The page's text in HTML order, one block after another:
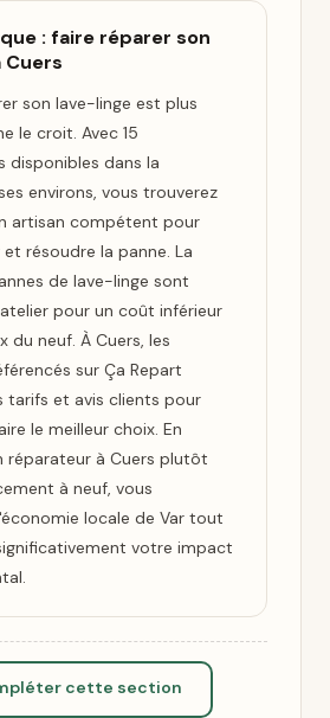
: faire réparer son
Cuers
son lave-linge est plus
le croit. Avec 15
disponibles dans la
environs, vous trouverez
artisan compétent pour
résoudre la panne. La
de lave-linge sont
pour un coût inférieur
du neuf. À Cuers, les
sur Ça Repart
tarifs et avis clients pour
le meilleur choix. En
réparateur à Cuers plutôt
à neuf, vous
locale de Var tout
votre impact
cette section